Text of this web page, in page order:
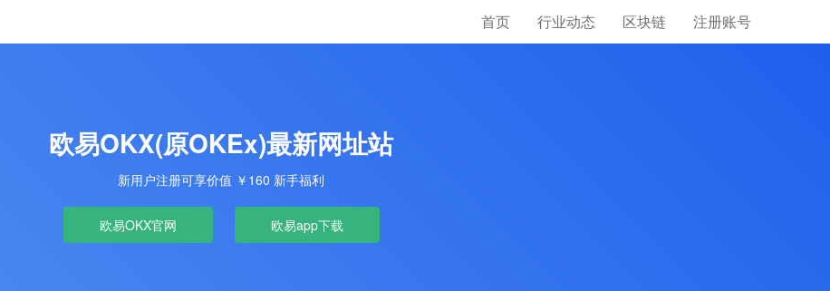
首页 行业动态 区块链 注册账号
欧易OKX(原OKEx)最新网址站
新用户注册可享价值 ￥160 新手福利
欧易OKX官网 欧易app下载